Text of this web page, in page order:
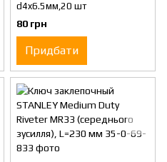
d4x6.5мм,20 шт
80 грн
Придбати